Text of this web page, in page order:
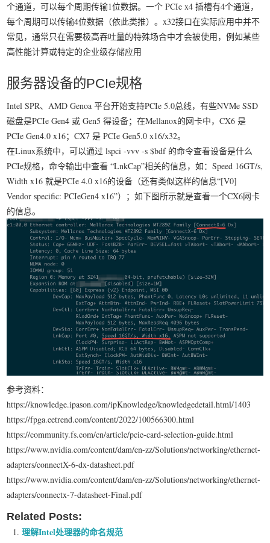
个通道，可以每个周期传输1位数据。一个 PCIe x4 插槽有4个通道，
每个周期可以传输4位数据（依此类推）。x32接口在实际应用中并不
常见，通常只在需要极高吞吐量的特殊场合中才会被使用，例如某些
高性能计算或特定的企业级存储应用
服务器设备的PCIe规格
Intel SPR、AMD Genoa 平台开始支持PCIe 5.0总线，有些NVMe SSD
磁盘是PCIe Gen4 或 Gen5 得设备；在Mellanox的网卡中，CX6 是
PCIe Gen4.0 x16；CX7 是 PCIe Gen5.0 x16/x32。
在Linux系统中，可以通过 lspci -vvv -s $bdf 的命令查看设备是什么
PCIe规格，命令输出中查看 “LnkCap”相关的信息，如：Speed 16GT/s,
Width x16 就是PCIe 4.0 x16的设备（还有类似这样的信息“[V0]
Vendor specific: PCIeGen4 x16”）；如下图所示就是查看一个CX6网卡
的信息。
参考资料：
https://knowledge.ipason.com/ipKnowledge/knowledgedetail.html/1403
https://fpga.eetrend.com/content/2022/100566300.html
https://community.fs.com/cn/article/pcie-card-selection-guide.html
https://www.nvidia.com/content/dam/en-zz/Solutions/networking/ethernet-
adapters/connectX-6-dx-datasheet.pdf
https://www.nvidia.com/content/dam/en-zz/Solutions/networking/ethernet-
adapters/connectx-7-datasheet-Final.pdf
Related Posts:
理解Intel处理器的命名规范